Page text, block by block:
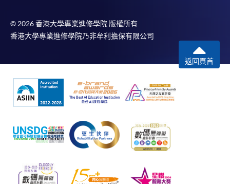
「報讀課程」，惟學院對郵遞失誤而遺失的支票及個
人資料概不負責。
3. VISA / Mastercard
申請人可親臨學院任何一所報名中心，以 VISA 或
Mastercard（包括「香港大學專業進修學院
Mastercard卡」）繳付學費。香港大學專業進修學院
享有十個月免息分期付款優惠，惟課程申請人必須為
信用卡持有人。詳情請向學院報名中心職員查詢。
4. 網上繳費服務
© 2026 香港大學專業進修學院 版權所有
香港大學專業進修學院乃非牟利擔保有限公司
返回頁首